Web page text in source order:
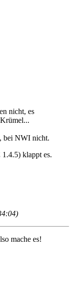
nicht, es
bei NWI nicht.
klappt es.
mache es!